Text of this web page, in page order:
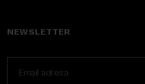
NEWSLETTER